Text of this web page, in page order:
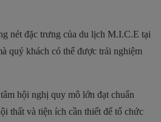
nét đặc trưng của du lịch M.I.C.E tại
quý khách có thể được trải nghiệm
hội nghị quy mô lớn đạt chuẩn
thất và tiện ích cần thiết để tổ chức